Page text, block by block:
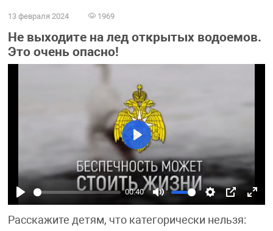
13 февраля 2024 1969
Не выходите на лед открытых водоемов.
Это очень опасно!
Play
00:40
Mute Settings
PIP
Enter
Play
Расскажите детям, что категорически нельзя: